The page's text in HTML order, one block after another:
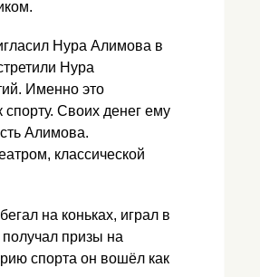
Нура Алимова в
Нура
Именно это
Своих де­нег ему
Алимова.
классической
на коньках, играл в
при­зы на
спорта он вошёл как